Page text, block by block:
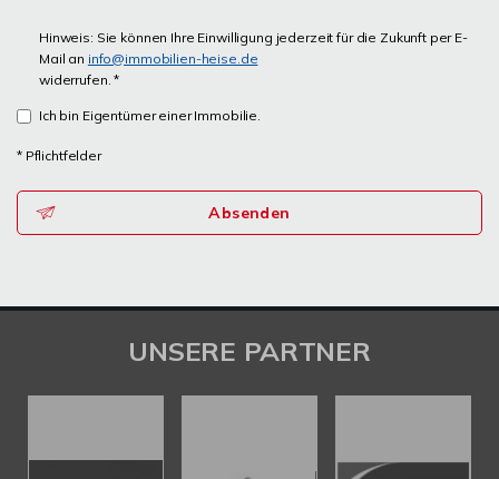
Hinweis: Sie können Ihre Einwilligung jederzeit für die Zukunft per E-
Mail an info@immobilien-heise.de
widerrufen. *
Ich bin Eigentümer einer Immobilie.
* Pflichtfelder
Absenden
UNSERE PARTNER